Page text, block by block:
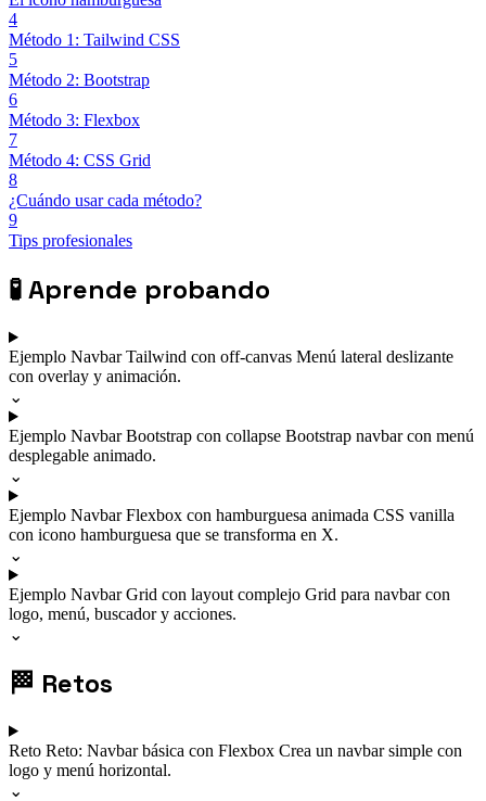
4
Método 1: Tailwind CSS
5
Método 2: Bootstrap
6
Método 3: Flexbox
7
Método 4: CSS Grid
8
¿Cuándo usar cada método?
9
Tips profesionales
🧪Aprende probando
Ejemplo Navbar Tailwind con off-canvas Menú lateral deslizante
con overlay y animación.
⌄
Ejemplo Navbar Bootstrap con collapse Bootstrap navbar con menú
desplegable animado.
⌄
Ejemplo Navbar Flexbox con hamburguesa animada CSS vanilla
con icono hamburguesa que se transforma en X.
⌄
Ejemplo Navbar Grid con layout complejo Grid para navbar con
logo, menú, buscador y acciones.
⌄
🏁 Retos
Reto Reto: Navbar básica con Flexbox Crea un navbar simple con
logo y menú horizontal.
⌄